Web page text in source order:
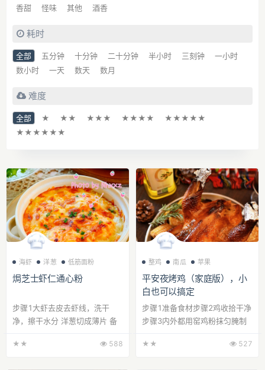
香甜
怪味 其他 酒香
耗时
全部 五分钟 十分钟 二十分钟 半小时 三刻钟
一小时
数小时
一天 数天 数月
难度
全部 ★ ★★ ★★★ ★★★★
★★★★★
★★★★★★
海虾 洋葱 低筋面粉
焗芝士虾仁通心粉
步骤1大虾去皮去虾线，洗干
净，擦干水分 洋葱切成薄片 备
火加热，倒入处...
★★ 588
整鸡 南瓜 苹果
平安夜烤鸡（家庭版），小
白也可以搞定
步骤1准备食材步骤2鸡收拾干净
步骤3内外都用窑鸡粉抹匀腌制
和葱姜步骤5牙签...
★★ 527